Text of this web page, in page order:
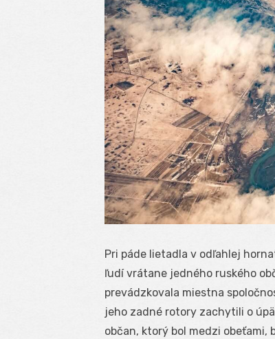
Pri páde lietadla v odľahlej
ľudí vrátane jedného ruského
prevádzkovala miestna
jeho zadné rotory zachytili o
občan, ktorý bol medzi obeťami,